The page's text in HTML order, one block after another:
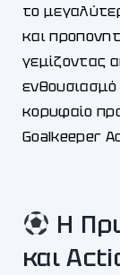
το
και
γεμίζοντας
κορυφαίο
Goalkeeper
Η
και